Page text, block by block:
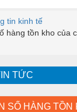
tin kinh tế
hàng tồn kho của
TỨC
SỐ HÀNG TỒN